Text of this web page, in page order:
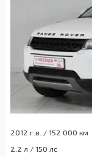
2012 г.в. / 152 000 км
2.2 л / 150 лс